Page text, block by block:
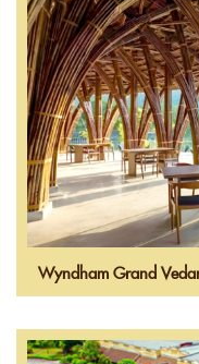
Wyndham Grand